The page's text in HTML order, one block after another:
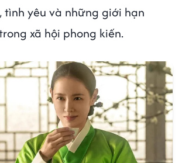
tình yêu và những giới hạn
xã hội phong kiến.